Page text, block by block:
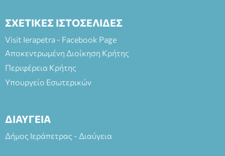
ΣΧΕΤΙΚΕΣ ΙΣΤΟΣΕΛΙΔΕΣ
Visit Ierapetra - Facebook Page
Αποκεντρωμένη Διοίκηση Κρήτης
Περιφέρεια Κρήτης
Υπουργείο Εσωτερικών
ΔΙΑΥΓΕΙΑ
Δήμος Ιεράπετρας - Διαύγεια